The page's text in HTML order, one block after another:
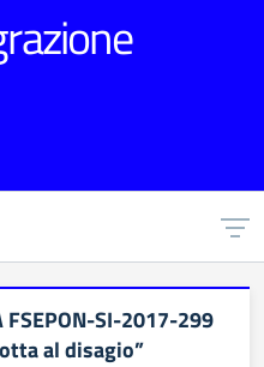
SI-2017-299
al disagio”